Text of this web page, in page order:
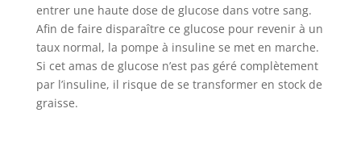
entrer une haute dose de glucose dans votre sang.
Afin de faire disparaître ce glucose pour revenir à un
taux normal, la pompe à insuline se met en marche.
Si cet amas de glucose n’est pas géré complètement
par l’insuline, il risque de se transformer en stock de
graisse.